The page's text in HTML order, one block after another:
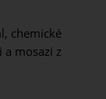
chemické
mosazi z